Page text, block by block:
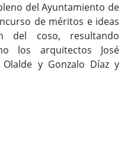
del Ayuntamiento de
de méritos e ideas
del coso, resultando
los arquitectos José
Olalde y Gonzalo Díaz y